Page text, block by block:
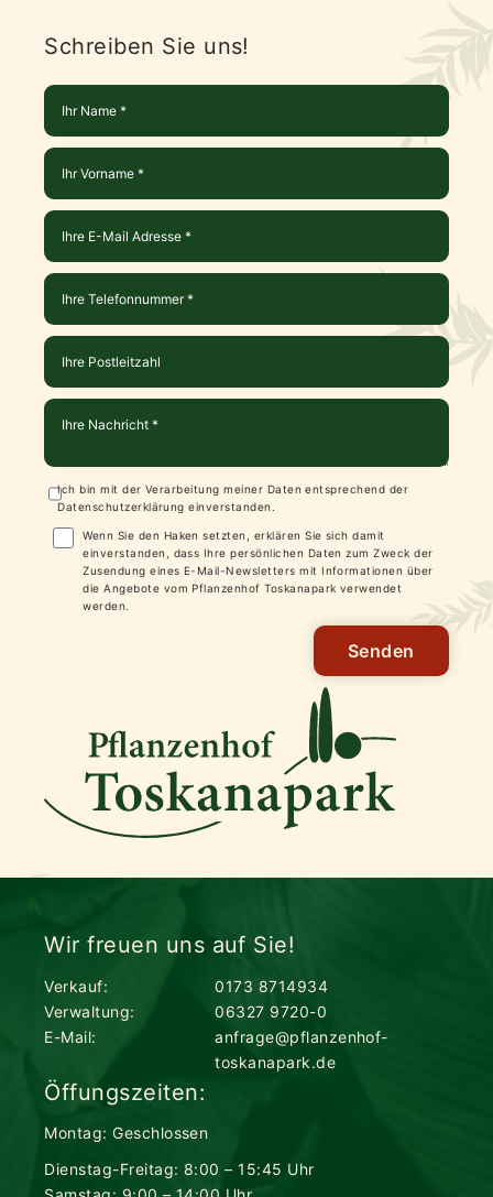
Schreiben Sie uns!
Ich bin mit der Verarbeitung meiner Daten entsprechend der
Datenschutzerklärung einverstanden.
Wenn Sie den Haken setzten, erklären Sie sich damit
einverstanden, dass Ihre persönlichen Daten zum Zweck der
Zusendung eines E-Mail-Newsletters mit Informationen über
die Angebote vom Pflanzenhof Toskanapark verwendet
werden.
Senden
Wir freuen uns auf Sie!
Verkauf:
0173 8714934
Verwaltung:
06327 9720-0
E-Mail:
anfrage@pflanzenhof-
toskanapark.de
Öffungszeiten:
Montag: Geschlossen
Dienstag-Freitag: 8:00 – 15:45 Uhr